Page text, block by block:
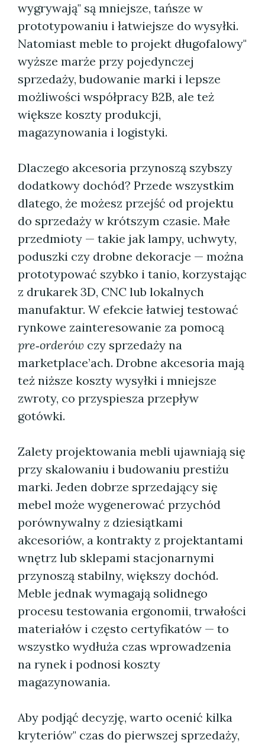
wygrywają" są mniejsze, tańsze w
prototypowaniu i łatwiejsze do wysyłki.
Natomiast meble to projekt długofalowy"
wyższe marże przy pojedynczej
sprzedaży, budowanie marki i lepsze
możliwości współpracy B2B, ale też
większe koszty produkcji,
magazynowania i logistyki.
Dlaczego akcesoria przynoszą szybszy
dodatkowy dochód? Przede wszystkim
dlatego, że możesz przejść od projektu
do sprzedaży w krótszym czasie. Małe
przedmioty — takie jak lampy, uchwyty,
poduszki czy drobne dekoracje — można
prototypować szybko i tanio, korzystając
z drukarek 3D, CNC lub lokalnych
manufaktur. W efekcie łatwiej testować
rynkowe zainteresowanie za pomocą
pre‑orderów czy sprzedaży na
marketplace’ach. Drobne akcesoria mają
też niższe koszty wysyłki i mniejsze
zwroty, co przyspiesza przepływ
gotówki.
Zalety projektowania mebli ujawniają się
przy skalowaniu i budowaniu prestiżu
marki. Jeden dobrze sprzedający się
mebel może wygenerować przychód
porównywalny z dziesiątkami
akcesoriów, a kontrakty z projektantami
wnętrz lub sklepami stacjonarnymi
przynoszą stabilny, większy dochód.
Meble jednak wymagają solidnego
procesu testowania ergonomii, trwałości
materiałów i często certyfikatów — to
wszystko wydłuża czas wprowadzenia
na rynek i podnosi koszty
magazynowania.
Aby podjąć decyzję, warto ocenić kilka
kryteriów" czas do pierwszej sprzedaży,